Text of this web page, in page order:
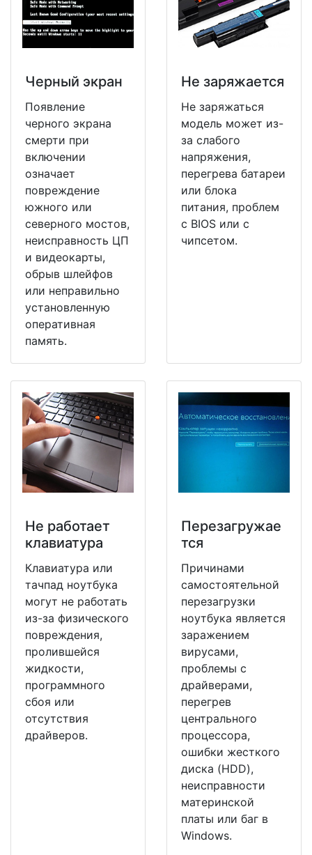
Черный экран
Появление
черного экрана
смерти при
включении
означает
повреждение
южного или
северного мостов,
неисправность ЦП
и видеокарты,
обрыв шлейфов
или неправильно
установленную
оперативная
память.
Не заряжается
Не заряжаться
модель может из-
за слабого
напряжения,
перегрева батареи
или блока
питания, проблем
с BIOS или с
чипсетом.
Не работает
клавиатура
Клавиатура или
тачпад ноутбука
могут не работать
из-за физического
повреждения,
пролившейся
жидкости,
программного
сбоя или
отсутствия
драйверов.
Перезагружае
тся
Причинами
самостоятельной
перезагрузки
ноутбука является
заражением
вирусами,
проблемы с
драйверами,
перегрев
центрального
процессора,
ошибки жесткого
диска (HDD),
неисправности
материнской
платы или баг в
Windows.